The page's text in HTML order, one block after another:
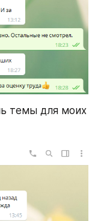
темы для моих